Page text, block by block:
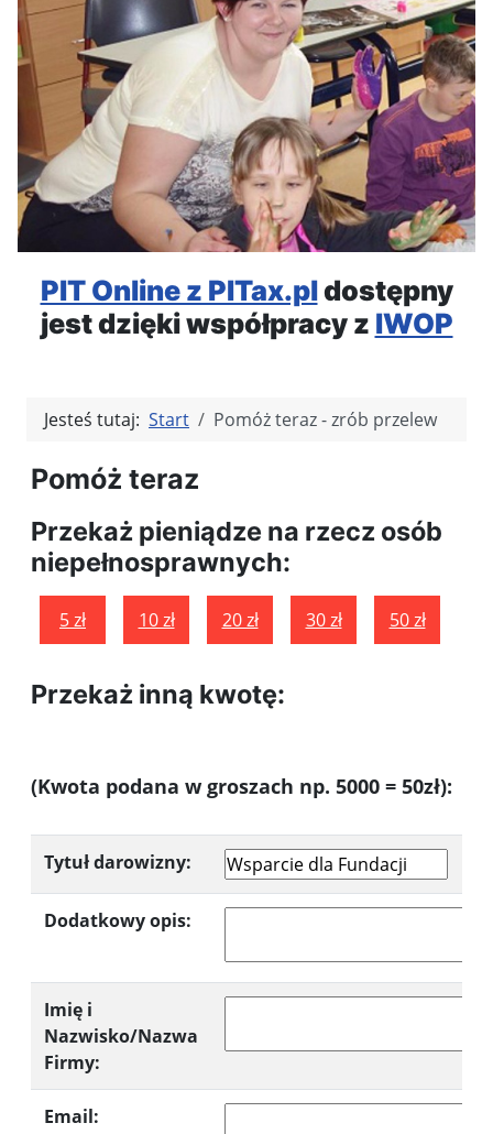
PIT Online z PITax.pldostępny
jest dzięki współpracy z IWOP
Jesteś tutaj: Start Pomóż teraz - zrób przelew
Pomóż teraz
Przekaż pieniądze na rzecz osób
niepełnosprawnych:
5 zł 10 zł 20 zł 30 zł 50 zł
Przekaż inną kwotę:
(Kwota podana w groszach np. 5000 = 50zł):
Tytuł darowizny:
Dodatkowy opis:
Imię i
Nazwisko/Nazwa
Firmy:
Email: